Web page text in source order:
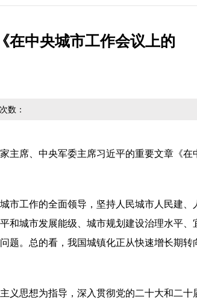
率公告
常见问题
互动反馈
意见征集
纪检监察
优化营商环境
在中央城市工作会议上的
数：
主席、中央军委主席习近平的重要文章 《
工作的全面领导，坚持人民城市人民建、
和城市发展能级、城市规划建设治理水平、
题。总的看，我国城镇化正从快速增长期转
义思想为指导，深入贯彻党的二十大和二十